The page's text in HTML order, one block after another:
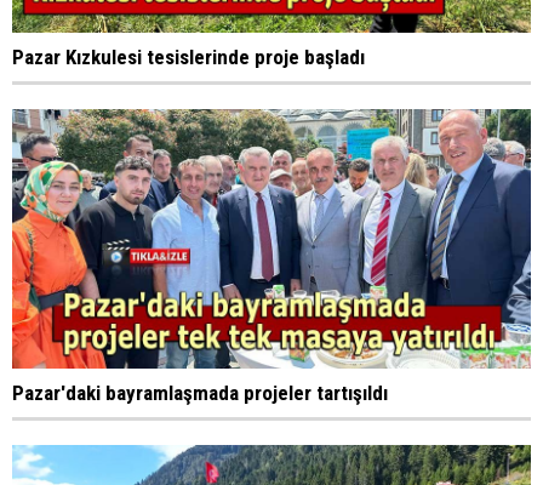
Pazar Kızkulesi tesislerinde proje başladı
Pazar'daki bayramlaşmada projeler tartışıldı